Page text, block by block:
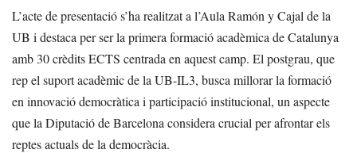
L’acte de presentació s’ha realitzat a l’Aula Ramón y Cajal de la
UB i destaca per ser la primera formació acadèmica de Catalunya
amb 30 crèdits ECTS centrada en aquest camp. El postgrau, que
rep el suport acadèmic de la UB-IL3, busca millorar la formació
en innovació democràtica i participació institucional, un aspecte
que la Diputació de Barcelona considera crucial per afrontar els
reptes actuals de la democràcia.